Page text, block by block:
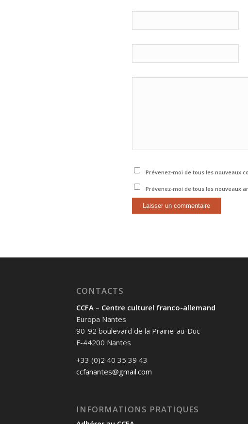
Prévenez-moi de tous les nouveaux
Prévenez-moi de tous les nouveaux
CONTACTS
CCFA – Centre culturel franco-allemand
Europa Nantes
90-92 boulevard de la Prairie-au-Duc
F-44200 Nantes
+33 (0)2 40 35 39 43
ccfanantes@gmail.com
INFORMATIONS PRATIQUES